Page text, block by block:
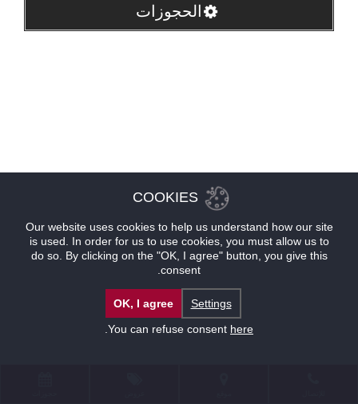
الحجوزات
COOKIES
Our website uses cookies to help us understand how our site
is used. In order for us to use cookies, you must allow us to
do so. By clicking on the "OK, I agree" button, you give this
consent.
Settings
OK, I agree
You can refuse consent here
.